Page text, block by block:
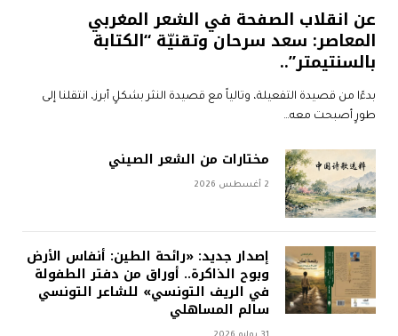
عن انقلاب الصفحة في الشعر المغربي
المعاصر: سعد سرحان وتقنيّة “الكتابة
بالسنتيمتر”..
بدءًا من قصيدة التفعيلة، وتالياً مع قصيدة النثر بشكلٍ أبرز، انتقلنا إلى
طورٍ أصبحت معه…
مختارات من الشعر الصيني
2 أغسطس 2026
إصدار جديد: «رائحة الطين: أنفاس الأرض
وبوح الذاكرة.. أوراق من دفتر الطفولة
في الريف التونسي» للشاعر التونسي
سالم المساهلي